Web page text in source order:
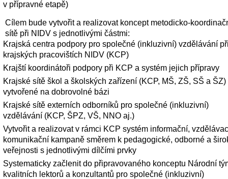
v přípravné etapě)
Cílem bude vytvořit a realizovat koncept metodicko-
sítě při NIDV s jednotlivými částmi:
Krajská centra podpory pro společné (inkluzivní) vzdělávání
krajských pracovištích NIDV (KCP)
Krajští koordinátoři podpory při KCP a systém jejich
Krajské sítě škol a školských zařízení (KCP, MŠ, ZŠ, SŠ a ŠZ)
vytvořené na dobrovolné bázi
Krajské sítě externích odborníků pro společné (inkluzivní)
vzdělávání (KCP, ŠPZ, VŠ, NNO aj.)
Vytvořit a realizovat v rámci KCP systém informační,
komunikační kampaně směrem k pedagogické, odborné a
veřejnosti s jednotlivými dílčími prvky
Systematicky začlenit do připravovaného konceptu Národní
kvalitních lektorů a konzultantů pro společné (inkluzivní)